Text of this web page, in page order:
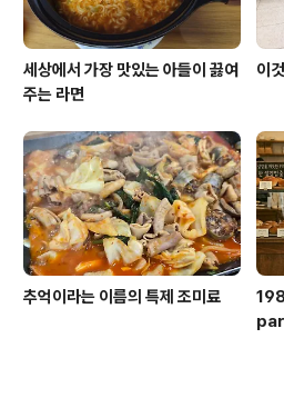
세상에서 가장 맛있는 아들이 끓여
주는 라면
이
추억이라는 이름의 특제 조미료